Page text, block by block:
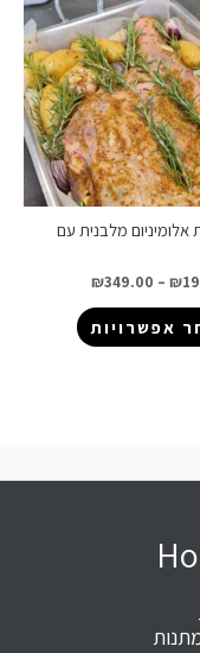
אלומיניום מלבנית עם
₪
–
₪349.00
אפשרויות